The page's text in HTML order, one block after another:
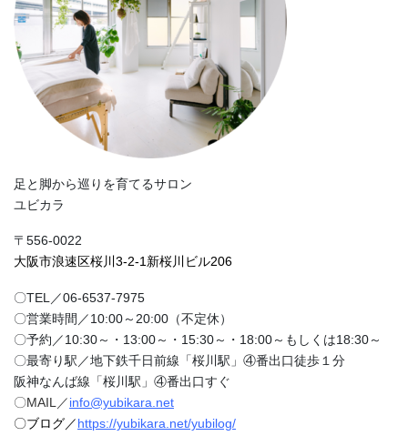
足と脚から巡りを育てるサロン
ユビカラ
〒556-0022
大阪市浪速区桜川3-2-1新桜川ビル206
〇TEL／06-6537-7975
〇営業時間／10:00～20:00（不定休）
〇予約／10:30～・13:00～・15:30～・18:00～もしくは18:30～
〇最寄り駅／地下鉄千日前線「桜川駅」④番出口徒歩１分
阪神なんば線「桜川駅」④番出口すぐ
〇MAIL／info@yubikara.net
〇ブログ／https://yubikara.net/yubilog/